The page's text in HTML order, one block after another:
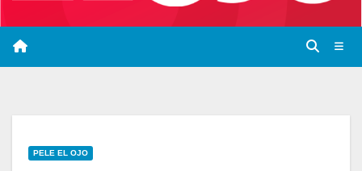
PELE EL OJO